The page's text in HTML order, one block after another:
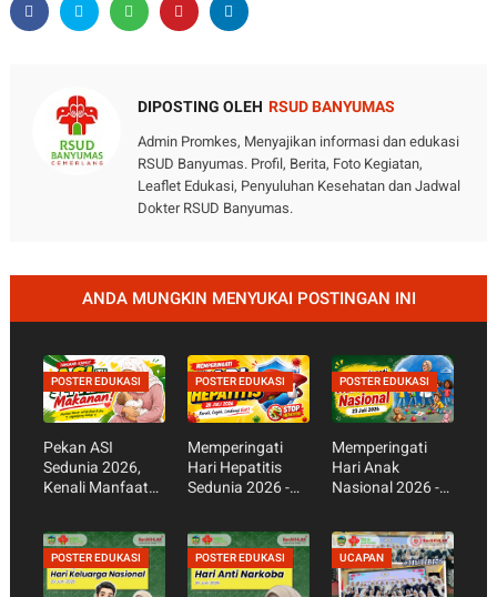
DIPOSTING OLEH RSUD BANYUMAS
Admin Promkes, Menyajikan informasi dan edukasi
RSUD Banyumas. Profil, Berita, Foto Kegiatan,
Leaflet Edukasi, Penyuluhan Kesehatan dan Jadwal
Dokter RSUD Banyumas.
ANDA MUNGKIN MENYUKAI POSTINGAN INI
POSTER EDUKASI
Pekan ASI
Sedunia 2026,
Kenali Manfaat
POSTER EDUKASI
Memperingati
Hari Hepatitis
Sedunia 2026 -
dan Pentingnya
Vaksin Hepatitis
POSTER EDUKASI
Memperingati
Hari Anak
Nasional 2026 -
Gadget,
Wujudkan Anak
Sehat dan Hebat
POSTER EDUKASI POSTER EDUKASI UCAPAN